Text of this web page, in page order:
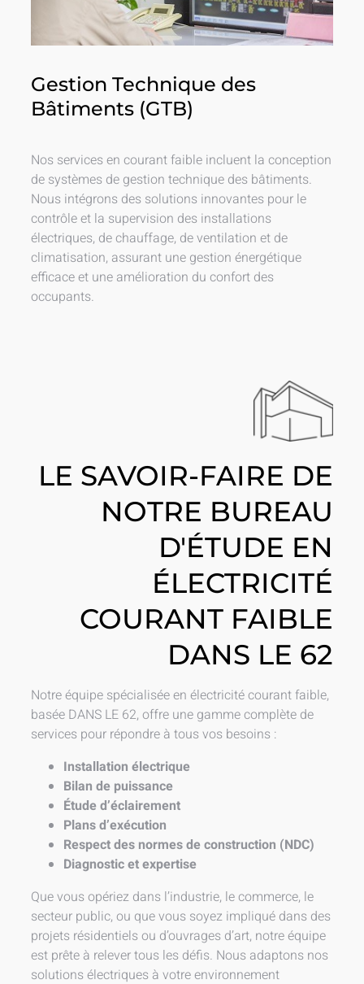
Gestion Technique des
Bâtiments (GTB)
Nos services en courant faible incluent la conception
de systèmes de gestion technique des bâtiments.
Nous intégrons des solutions innovantes pour le
contrôle et la supervision des installations
électriques, de chauffage, de ventilation et de
climatisation, assurant une gestion énergétique
efficace et une amélioration du confort des
occupants.
LE SAVOIR-FAIRE DE
NOTRE BUREAU
D'ÉTUDE EN
ÉLECTRICITÉ
COURANT FAIBLE
DANS LE 62
Notre équipe spécialisée en électricité courant faible,
basée DANS LE 62, offre une gamme complète de
services pour répondre à tous vos besoins :
Installation électrique
Bilan de puissance
Étude d’éclairement
Plans d’exécution
Respect des normes de construction (NDC)
Diagnostic et expertise
Que vous opériez dans l’industrie, le commerce, le
secteur public, ou que vous soyez impliqué dans des
projets résidentiels ou d’ouvrages d’art, notre équipe
est prête à relever tous les défis. Nous adaptons nos
solutions électriques à votre environnement